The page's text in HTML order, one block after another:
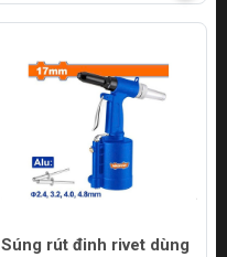
Súng rút đinh rivet dùng